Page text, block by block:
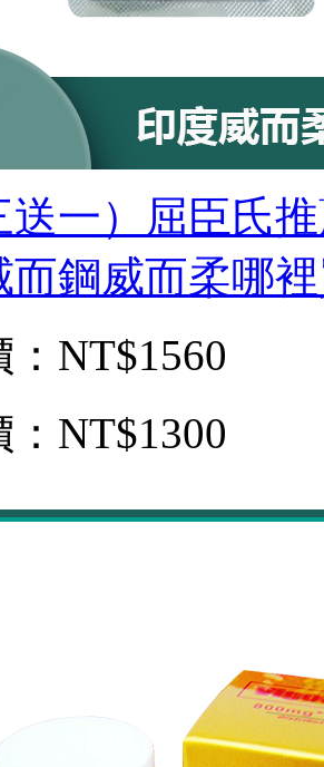
送一）屈臣氏
而鋼威而柔哪
NT$1560
NT$1300